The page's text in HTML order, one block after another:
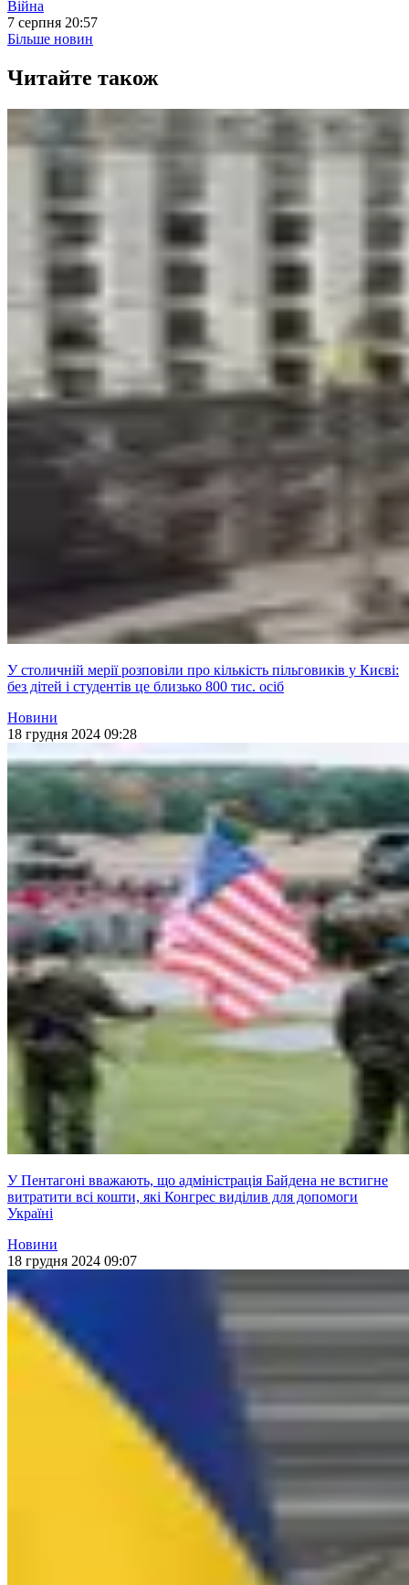
Війна
7 серпня 20:57
Більше новин
Читайте також
У столичній мерії розповіли про кількість пільговиків у Києві:
без дітей і студентів це близько 800 тис. осіб
Новини
18 грудня 2024 09:28
У Пентагоні вважають, що адміністрація Байдена не встигне
витратити всі кошти, які Конгрес виділив для допомоги
Україні
Новини
18 грудня 2024 09:07